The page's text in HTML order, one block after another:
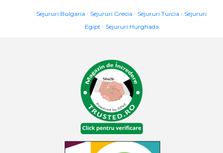
Sejururi Bulgaria Sejururi Grecia Sejururi Turcia
Sejururi
Egipt
Sejururi Hurghada